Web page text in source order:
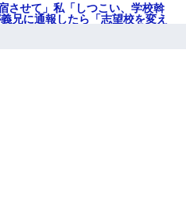
させて」私「しつこい、学校斡
兄に通報したら「志望校を変え
ようやくファッションモデルに
→悲しい結果がこれ・・・
行きません」→息子を名乗って